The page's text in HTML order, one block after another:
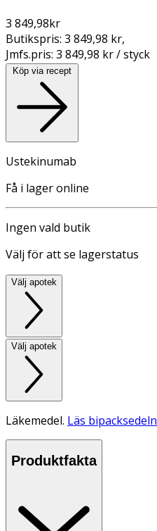
3 849,98kr
Butikspris: 3 849,98 kr,
Jmfs.pris: 3 849,98 kr / styck
Köp via recept
Ustekinumab
Få i lager online
Ingen vald butik
Välj för att se lagerstatus
Välj apotek
Välj apotek
Läkemedel. Läs
Produktfakta